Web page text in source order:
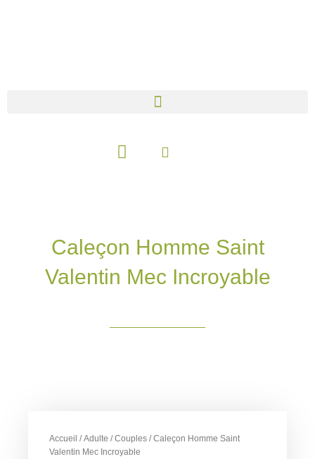
Panier
Caleçon Homme Saint
Valentin Mec Incroyable
Accueil /Adulte /Couples / Caleçon Homme Saint
Valentin Mec Incroyable